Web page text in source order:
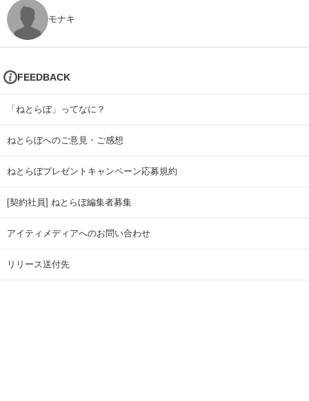
モナキ
FEEDBACK
「ねとらぼ」ってなに？
ねとらぼへのご意見・ご感想
ねとらぼプレゼントキャンペーン応募規約
[契約社員] ねとらぼ編集者募集
アイティメディアへのお問い合わせ
リリース送付先